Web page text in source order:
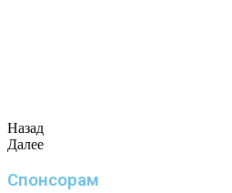
Назад
Далее
Спонсорам